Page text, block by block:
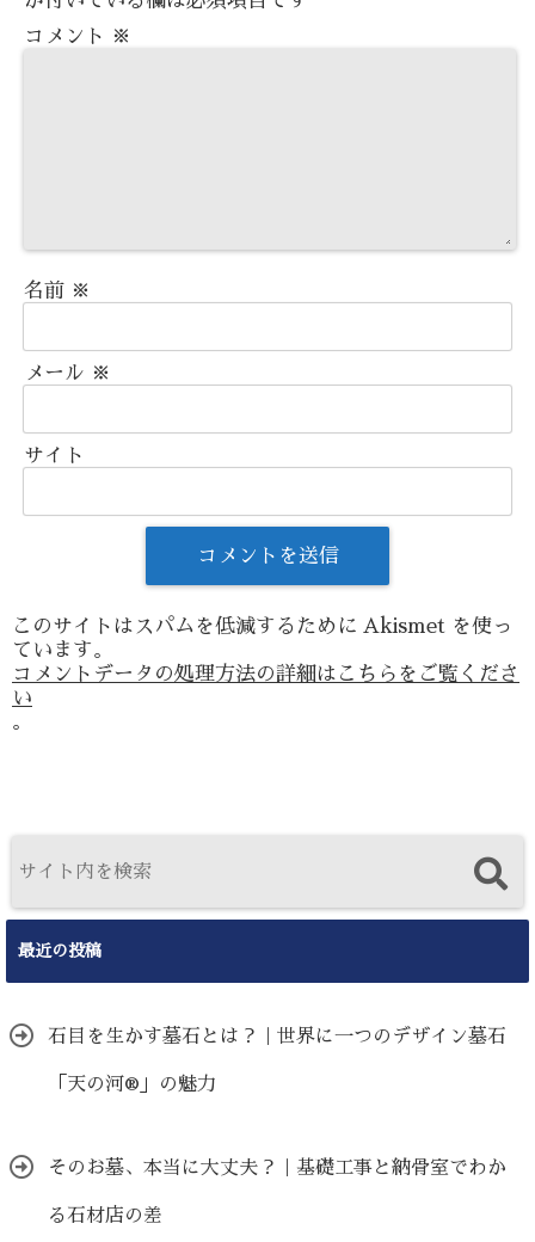
コメント
※
名前 ※
メール ※
サイト
このサイトはスパムを低減するために Akismet を使っ
ています。
コメントデータの処理方法の詳細はこちらをご覧くださ
い
。
最近の投稿
石目を生かす墓石とは？｜世界に一つのデザイン墓石
「天の河®」の魅力
そのお墓、本当に大丈夫？｜基礎工事と納骨室でわか
る石材店の差